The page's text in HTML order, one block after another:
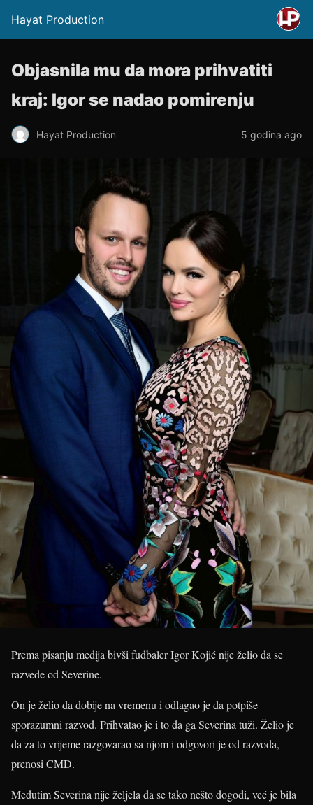
Hayat Production
Objasnila mu da mora prihvatiti
kraj: Igor se nadao pomirenju
Hayat Production 5 godina ago
Prema pisanju medija bivši fudbaler Igor Kojić nije želio da se
razvede od Severine.
On je želio da dobije na vremenu i odlagao je da potpiše
sporazumni razvod. Prihvatao je i to da ga Severina tuži. Želio je
da za to vrijeme razgovarao sa njom i odgovori je od razvoda,
prenosi CMD.
Međutim Severina nije željela da se tako nešto dogodi, već je bila